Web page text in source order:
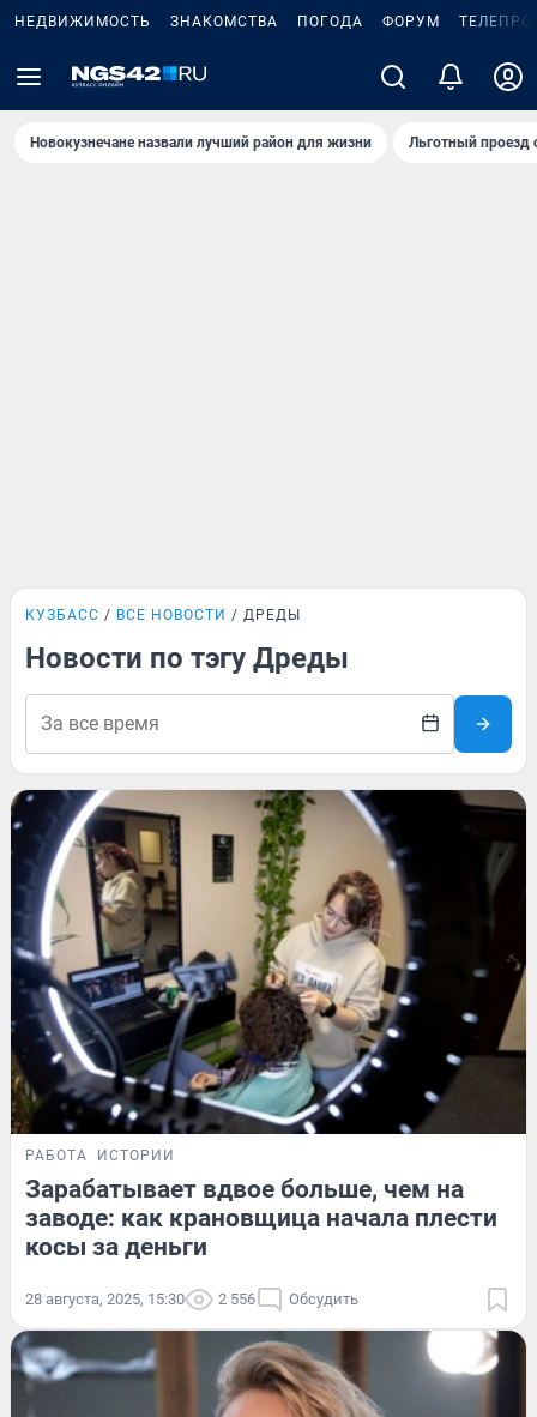
НЕДВИЖИМОСТЬ ЗНАКОМСТВА ПОГОДА ФОРУМ
Новокузнечане назвали лучший район для жизни Льготный проезд
КУЗБАСС ВСЕ НОВОСТИ ДРЕДЫ
Новости по тэгу Дреды
РАБОТА ИСТОРИИ
Зарабатывает вдвое больше, чем на
заводе: как крановщица начала плести
косы за деньги
28 августа, 2025, 15:30 2 556 Обсудить